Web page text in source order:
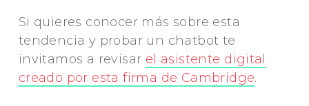
Si quieres conocer más sobre esta
tendencia y probar un chatbot te
invitamos a revisar el asistente digital
creado por esta firma de Cambridge.